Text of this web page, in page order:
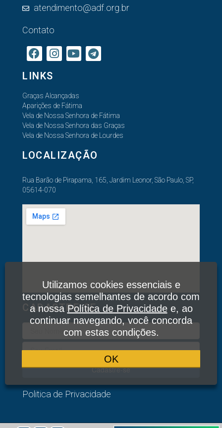
atendimento@adf.org.br
Contato
LINKS
Graças Alcançadas
Aparições de Fátima
Vela de Nossa Senhora de Fátima
Vela de Nossa Senhora das Graças
Vela de Nossa Senhora de Lourdes
LOCALIZAÇÃO
Rua Barão de Pirapama, 165, Jardim Leonor, São Paulo, SP,
05614-070
CADASTRE-SE
Cadastre-se
Politica de Privacidade
Utilizamos cookies essenciais e
tecnologias semelhantes de acordo com
a nossaPolítica de Privacidadee, ao
continuar navegando, você concorda
com estas condições.
OK